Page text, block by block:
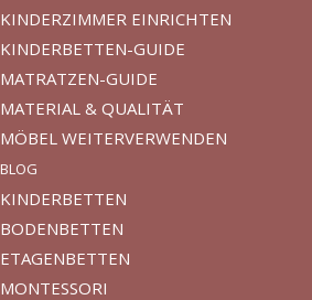
KINDERZIMMER EINRICHTEN
KINDERBETTEN-GUIDE
MATRATZEN-GUIDE
MATERIAL & QUALITÄT
MÖBEL WEITERVERWENDEN
BLOG
KINDERBETTEN
BODENBETTEN
ETAGENBETTEN
MONTESSORI